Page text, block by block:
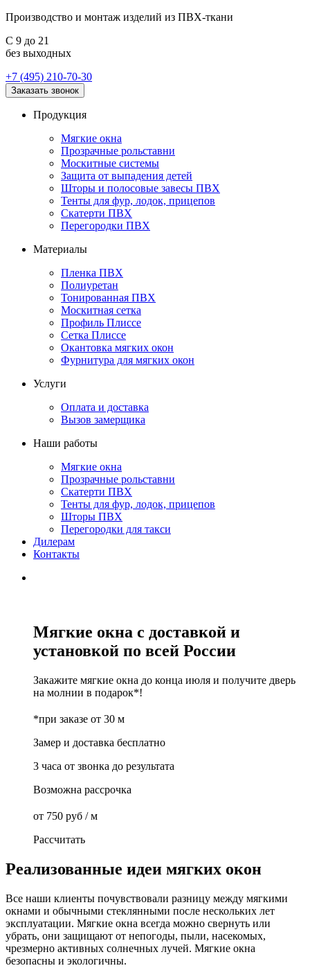
Производство и монтаж изделий из ПВХ-ткани
С 9 до 21
без выходных
+7 (495) 210-70-30
Заказать звонок
Продукция
Мягкие окна
Прозрачные рольставни
Москитные системы
Защита от выпадения детей
Шторы и полосовые завесы ПВХ
Тенты для фур, лодок, прицепов
Скатерти ПВХ
Перегородки ПВХ
Материалы
Пленка ПВХ
Полиуретан
Тонированная ПВХ
Москитная сетка
Профиль Плиссе
Сетка Плиссе
Окантовка мягких окон
Фурнитура для мягких окон
Услуги
Оплата и доставка
Вызов замерщика
Наши работы
Мягкие окна
Прозрачные рольставни
Скатерти ПВХ
Тенты для фур, лодок, прицепов
Шторы ПВХ
Перегородки для такси
Дилерам
Контакты
Мягкие окна с доставкой и
установкой по всей России
Закажите мягкие окна до конца июля и получите дверь
на молнии в подарок*!
*при заказе от 30 м
Замер и доставка бесплатно
3 часа от звонка до результата
Возможна рассрочка
от 750 руб / м
Рассчитать
Реализованные идеи мягких окон
Все наши клиенты почувствовали разницу между мягкими
окнами и обычными стеклянными после нескольких лет
эксплуатации. Мягкие окна всегда можно свернуть или
убрать, они защищают от непогоды, пыли, насекомых,
чрезмерно активных солнечных лучей. Мягкие окна
безопасны и экологичны.